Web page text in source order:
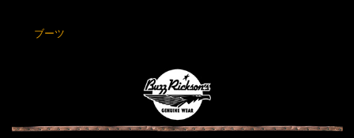
ブーツ